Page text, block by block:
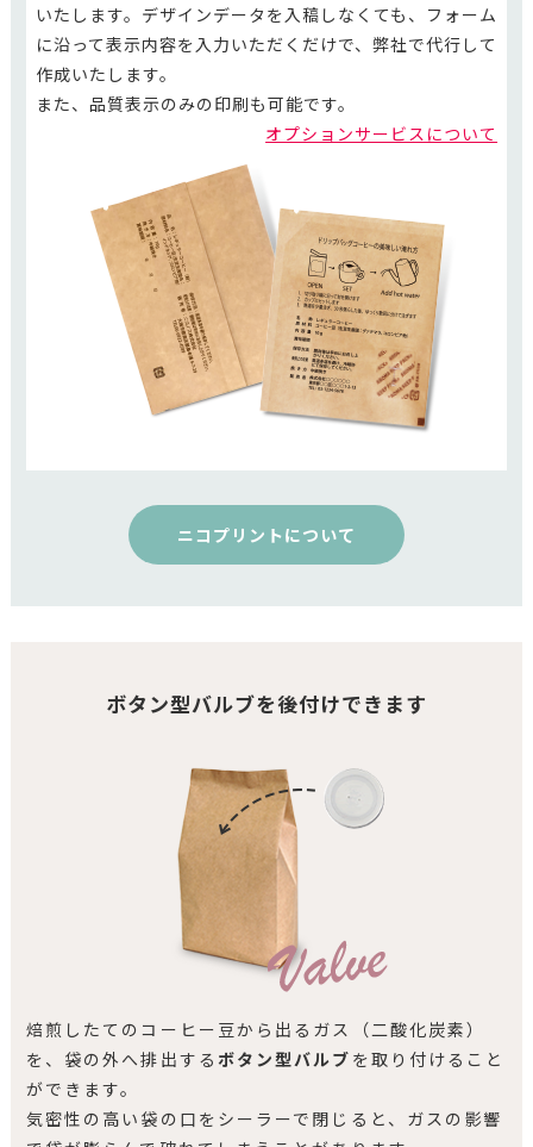
いたします。デザインデータを入稿しなくても、フォーム
に沿って表示内容を入力いただくだけで、弊社で代行して
作成いたします。
また、品質表示のみの印刷も可能です。
オプションサービスについて
ニコプリントについて
ボタン型バルブを後付けできます
焙煎したてのコーヒー豆から出るガス（二酸化炭素）
を、袋の外へ排出する ボタン型バルブ を取り付けること
ができます。
気密性の高い袋の口をシーラーで閉じると、ガスの影響